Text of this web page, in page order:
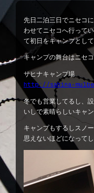
先日二泊三日でニセコ
わせてニセコへ行って
て初日をキャンプとし
キャンプの舞台はニセ
サヒナキャンプ場
http://sahina-
冬でも営業してるし、
いしで素晴らしいキャ
キャンプもするしスノ
思えないほどになってし